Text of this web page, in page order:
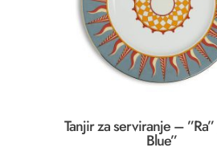
Tanjir za serviranje –
Blue”